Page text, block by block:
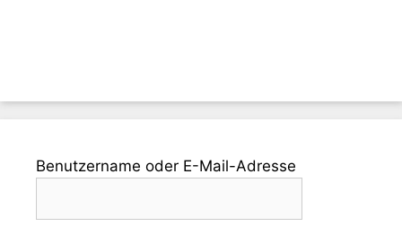
Benutzername oder E-Mail-Adresse